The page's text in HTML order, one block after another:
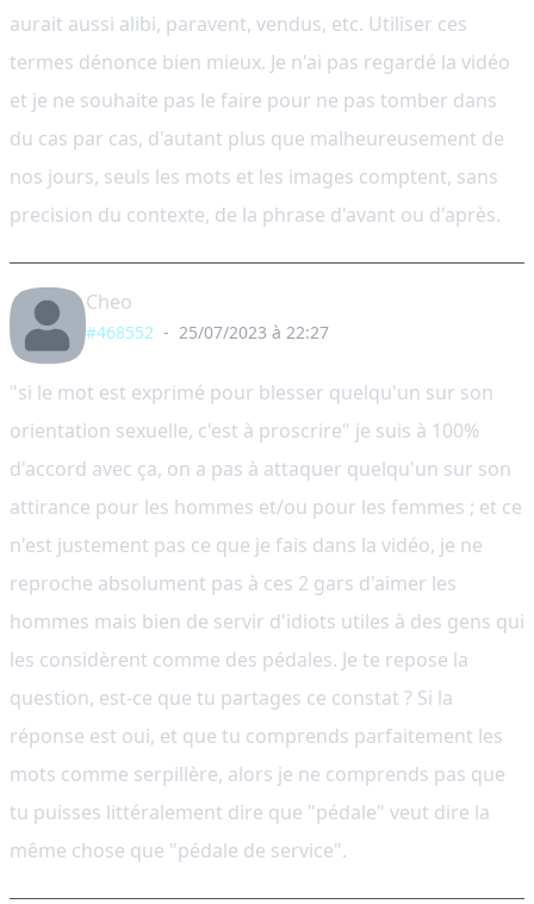
aurait aussi alibi, paravent, vendus, etc. Utiliser ces
termes dénonce bien mieux. Je n'ai pas regardé la vidéo
et je ne souhaite pas le faire pour ne pas tomber dans
du cas par cas, d'autant plus que malheureusement de
nos jours, seuls les mots et les images comptent, sans
precision du contexte, de la phrase d'avant ou d'après.
Cheo
#468552 - 25/07/2023 à 22:27
"si le mot est exprimé pour blesser quelqu'un sur son
orientation sexuelle, c'est à proscrire" je suis à 100%
d'accord avec ça, on a pas à attaquer quelqu'un sur son
attirance pour les hommes et/ou pour les femmes ; et ce
n'est justement pas ce que je fais dans la vidéo, je ne
reproche absolument pas à ces 2 gars d'aimer les
hommes mais bien de servir d'idiots utiles à des gens qui
les considèrent comme des pédales. Je te repose la
question, est-ce que tu partages ce constat ? Si la
réponse est oui, et que tu comprends parfaitement les
mots comme serpillère, alors je ne comprends pas que
tu puisses littéralement dire que "pédale" veut dire la
même chose que "pédale de service".